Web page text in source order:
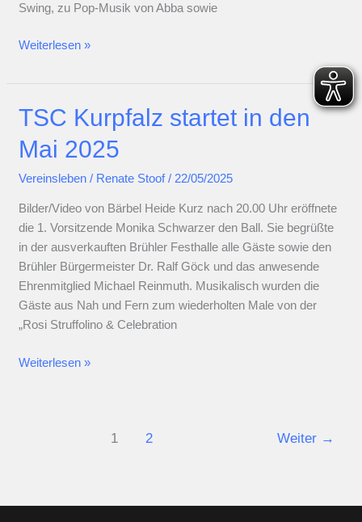
Swing, zu Pop-Musik von Abba sowie
Auftritte
Brühl
Weiterlesen »
TSC Kurpfalz startet in den
Mai 2025
Vereinsleben / Renate Stoof/ 22/05/2025
Bilder/Video von Bärbel Heide Kurz nach 20.00 Uhr eröffnete
die 1. Vorsitzende Monika Schwarzer den Ball. Sie begrüßte
in der ausverkauften Brühler Festhalle alle Gäste sowie den
Brühler Bürgermeister Dr. Ralf Göck und das anwesende
Ehrenmitglied Michael Reinmuth. Musikalisch wurden die
Gäste aus Nah und Fern zum wiederholten Male von der
„Rosi Struffolino & Celebration
TSC
Weiterlesen »
1 2 Weiter →